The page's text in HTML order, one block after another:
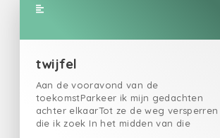
twijfel
Aan de vooravond van de
toekomstParkeer ik mijn gedachten
achter elkaarTot ze de weg versperren
die ik zoek In het midden van die